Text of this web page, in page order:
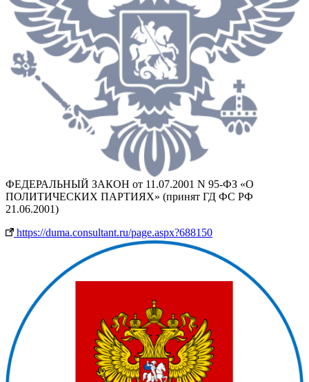
ФЕДЕРАЛЬНЫЙ ЗАКОН от 11.07.2001 N 95-ФЗ «О
ПОЛИТИЧЕСКИХ ПАРТИЯХ» (принят ГД ФС РФ
21.06.2001)
https://duma.consultant.ru/page.aspx?688150